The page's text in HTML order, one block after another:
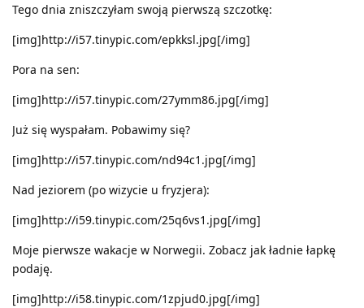
Tego dnia zniszczyłam swoją pierwszą szczotkę:
[img]http://i57.tinypic.com/epkksl.jpg[/img]
Pora na sen:
[img]http://i57.tinypic.com/27ymm86.jpg[/img]
Już się wyspałam. Pobawimy się?
[img]http://i57.tinypic.com/nd94c1.jpg[/img]
Nad jeziorem (po wizycie u fryzjera):
[img]http://i59.tinypic.com/25q6vs1.jpg[/img]
Moje pierwsze wakacje w Norwegii. Zobacz jak ładnie łapkę
podaję.
[img]http://i58.tinypic.com/1zpjud0.jpg[/img]